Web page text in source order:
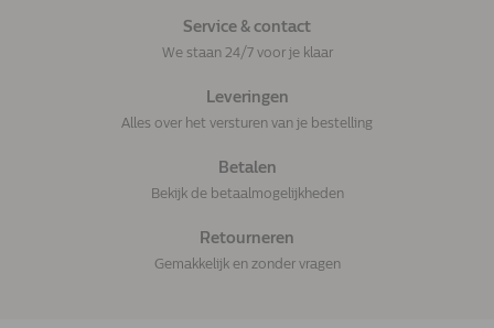
Service & contact
We staan 24/7 voor je klaar
Leveringen
Alles over het versturen van je bestelling
Betalen
Bekijk de betaalmogelijkheden
Retourneren
Gemakkelijk en zonder vragen